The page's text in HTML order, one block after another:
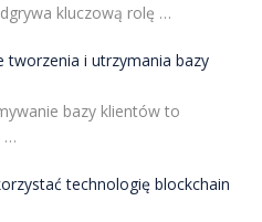
kluczową rolę …
tworzenia i utrzymania bazy
bazy klientów to
…
technologię blockchain